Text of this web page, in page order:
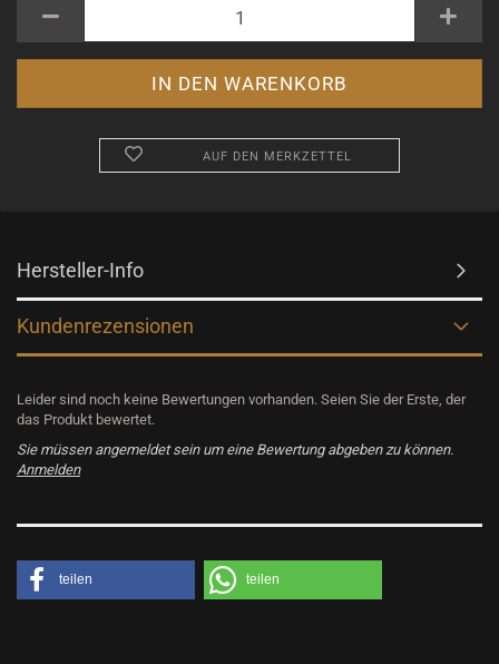
AUF DEN MERKZETTEL
Hersteller-Info
Kundenrezensionen
Leider sind noch keine Bewertungen vorhanden. Seien Sie der Erste, der
das Produkt bewertet.
Sie müssen angemeldet sein um eine Bewertung abgeben zu können.
Anmelden
teilen teilen